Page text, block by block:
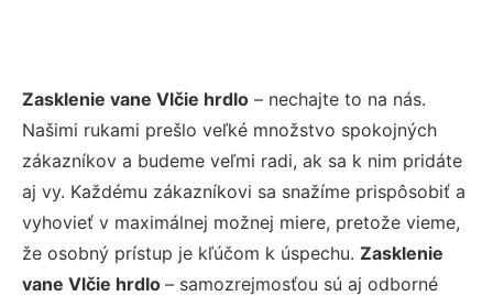
Zasklenie vane Vlčie hrdlo – nechajte to na nás.
Našimi rukami prešlo veľké množstvo spokojných
zákazníkov a budeme veľmi radi, ak sa k nim pridáte
aj vy. Každému zákazníkovi sa snažíme prispôsobiť a
vyhovieť v maximálnej možnej miere, pretože vieme,
že osobný prístup je kľúčom k úspechu. Zasklenie
vane Vlčie hrdlo – samozrejmosťou sú aj odborné